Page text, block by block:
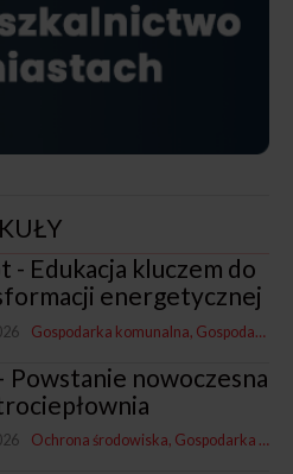
- Edukacja kluczem do
energetycznej
Gospodarka komunalna Gospodarka i promocja
Powstanie nowoczesna
Ochrona środowiska Gospodarka komunalna